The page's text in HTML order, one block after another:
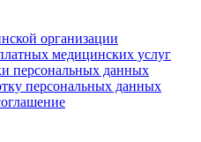
организации
медицинских услуг
персональных данных
персональных данных